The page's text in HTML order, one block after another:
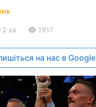
2 хв. 1917
на нас в Google